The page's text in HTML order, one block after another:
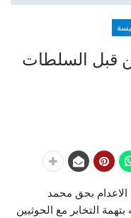
قبل السلطات
الاعدام بحق محمد
التخابر مع الحوثيين